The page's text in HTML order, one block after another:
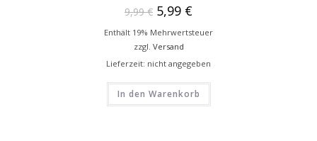
9,99€ 5,99 €
Enthält 19% Mehrwertsteuer
zzgl. Versand
Lieferzeit: nicht angegeben
In den Warenkorb